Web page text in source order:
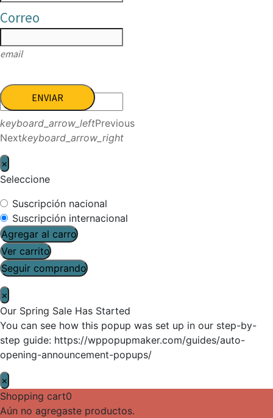
Correo
email
ENVIAR
keyboard_arrow_leftPrevious
Nextkeyboard_arrow_right
×
Seleccione
Suscripción nacional
Suscripción internacional
Agregar al carro
Ver carrito
Seguir comprando
×
Our Spring Sale Has Started
You can see how this popup was set up in our step-by-
step guide: https://wppopupmaker.com/guides/auto-
opening-announcement-popups/
×
Shopping cart0
Aún no agregaste productos.